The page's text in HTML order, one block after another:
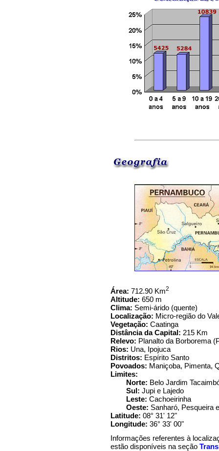
Área: 712.90 Km2
Altitude: 650 m
Clima: Semi-árido (quente)
Localização: Micro-região do
Vegetação: Caatinga
Distância da Capital: 215 Km
Relevo: Planalto da Borborema
Rios: Una, Ipojuca
Distritos: Espírito Santo
Povoados: Maniçoba, Pimenta,
Limites:
Norte: Belo Jardim
Sul: Jupi e Lajedo
Leste: Cachoeirinha
Oeste: Sanharó, Pesqueira
Latitude: 08° 31' 12"
Longitude: 36° 33' 00"
Informações referentes à
estão disponíveis na seção